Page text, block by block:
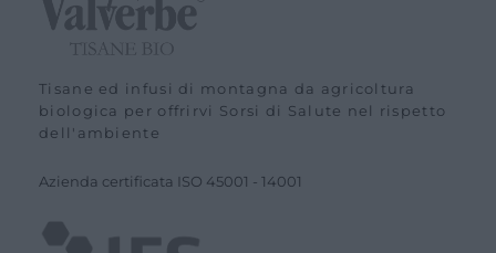
Tisane ed infusi di montagna da agricoltura
biologica per offrirvi Sorsi di Salute nel rispetto
dell'ambiente
Azienda certiﬁcata ISO 45001 - 14001